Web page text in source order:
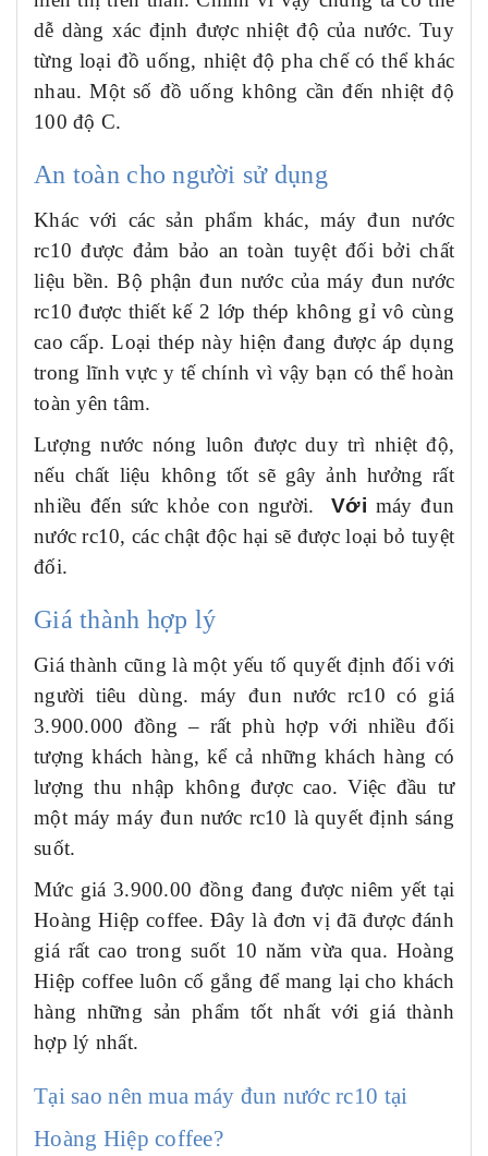
dễ dàng xác định được nhiệt độ của nước. Tuy
từng loại đồ uống, nhiệt độ pha chế có thể khác
nhau. Một số đồ uống không cần đến nhiệt độ
100 độ C.
An toàn cho người sử dụng
Khác với các sản phẩm khác, máy đun nước
rc10 được đảm bảo an toàn tuyệt đối bởi chất
liệu bền. Bộ phận đun nước của máy đun nước
rc10 được thiết kế 2 lớp thép không gỉ vô cùng
cao cấp. Loại thép này hiện đang được áp dụng
trong lĩnh vực y tế chính vì vậy bạn có thể hoàn
toàn yên tâm.
Lượng nước nóng luôn được duy trì nhiệt độ,
nếu chất liệu không tốt sẽ gây ảnh hưởng rất
nhiều đến sức khỏe con người.
Với máy đun
nước rc10, các chật độc hại sẽ được loại bỏ tuyệt
đối.
Giá thành hợp lý
Giá thành cũng là một yếu tố quyết định đối với
người tiêu dùng. máy đun nước rc10 có giá
3.900.000 đồng – rất phù hợp với nhiều đối
tượng khách hàng, kể cả những khách hàng có
lượng thu nhập không được cao. Việc đầu tư
một máy máy đun nước rc10 là quyết định sáng
suốt.
Mức giá 3.900.00 đồng đang được niêm yết tại
Hoàng Hiệp coffee. Đây là đơn vị đã được đánh
giá rất cao trong suốt 10 năm vừa qua. Hoàng
Hiệp coffee luôn cố gắng để mang lại cho khách
hàng những sản phẩm tốt nhất với giá thành
hợp lý nhất.
Tại sao nên mua máy đun nước rc10 tại
Hoàng Hiệp coffee?